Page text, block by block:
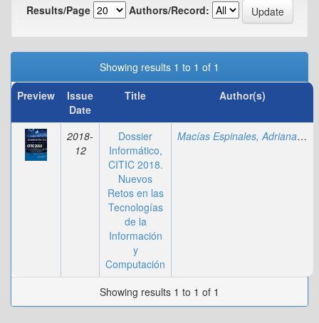
Results/Page
Authors/Record:
Showing results 1 to 1 of 1
Preview
Issue
Date
Title Author(s)
2018-
12
Dossier
Informático,
CITIC 2018.
Nuevos
Retos en las
Tecnologías
de la
Información
y
Computación
Macías Espinales, Adriana
;
Showing results 1 to 1 of 1